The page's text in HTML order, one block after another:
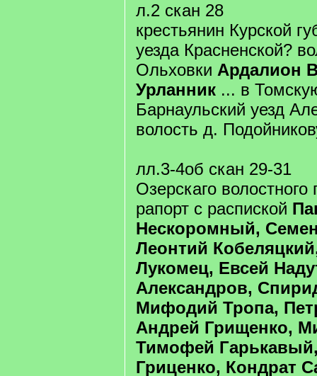
л.2 скан 28
крестьянин Курской
уезда Красненской?
Ольховки Ардалион
Урланник ... в
Барнаульский уезд
волость д.
лл.3-4об скан 29-31
Озерскаго волостного
рапорт с распиской
Нескоромный,
Леонтий
Лукомец, Евсей
Александров,
Мифодий Тропа,
Андрей Грищенко,
Тимофей
Гриценко, Кондрат